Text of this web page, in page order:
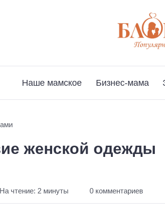
Наше мамское Бизнес-мама
женской одежды
На чтение: 2 минуты 0 комментариев